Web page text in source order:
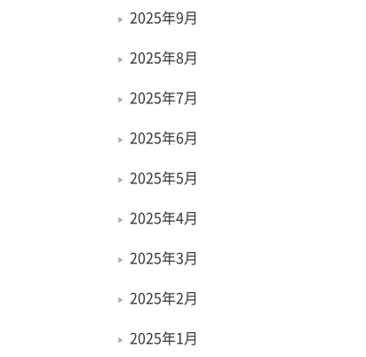
2025年9月
2025年8月
2025年7月
2025年6月
2025年5月
2025年4月
2025年3月
2025年2月
2025年1月